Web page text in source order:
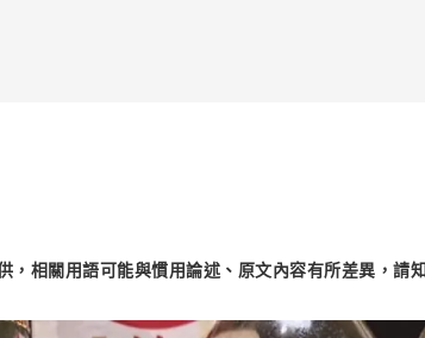
，相關用語可能與慣用論述、原文內容有所差異，請